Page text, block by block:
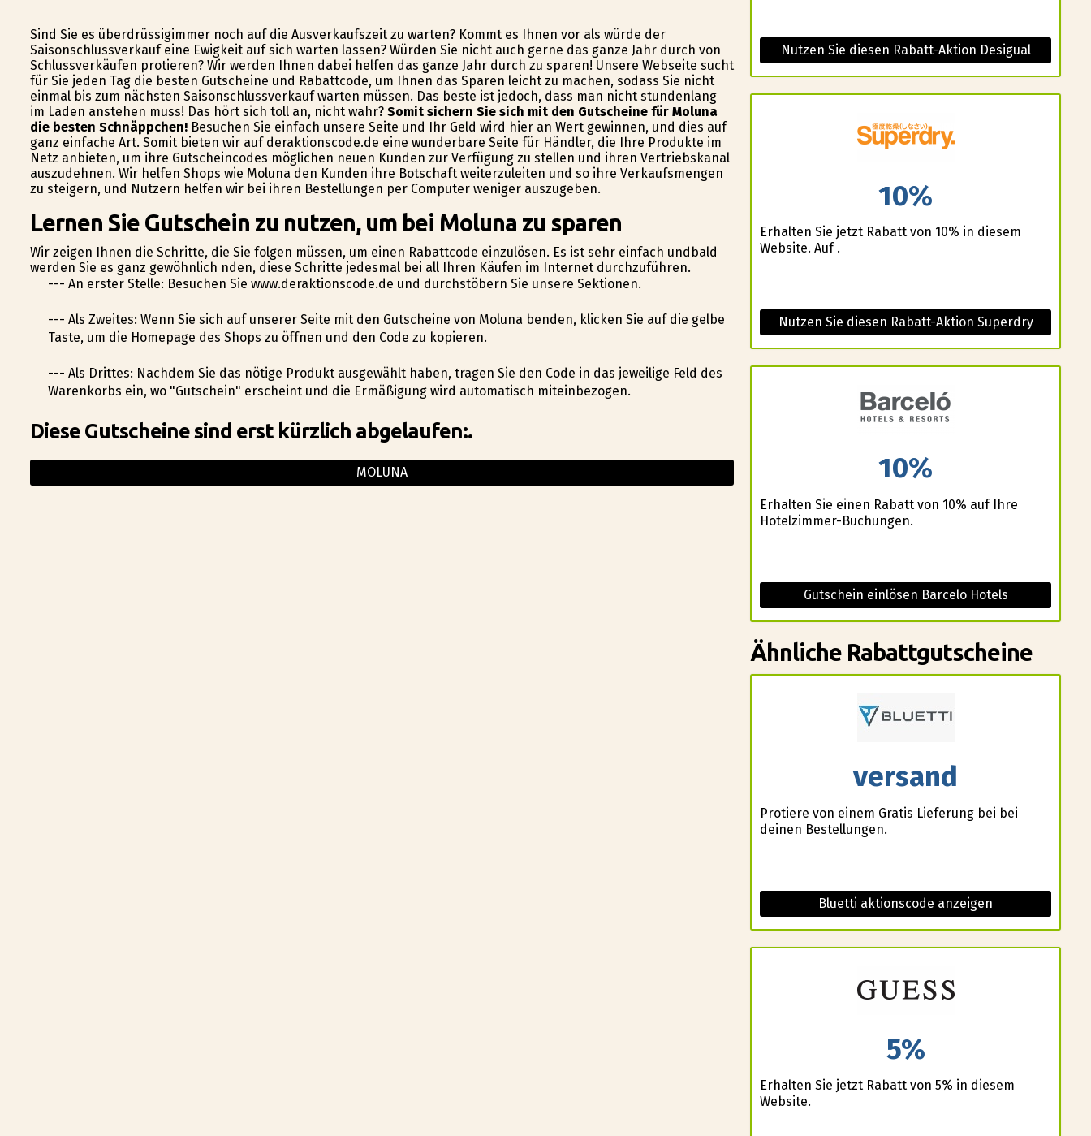
Sind Sie es überdrüssigimmer noch auf die Ausverkaufszeit zu warten? Kommt es Ihnen vor als würde der
Saisonschlussverkauf eine Ewigkeit auf sich warten lassen? Würden Sie nicht auch gerne das ganze Jahr durch von
Schlussverkäufen profitieren? Wir werden Ihnen dabei helfen das ganze Jahr durch zu sparen! Unsere Webseite sucht
für Sie jeden Tag die besten Gutscheine und Rabattcode, um Ihnen das Sparen leicht zu machen, sodass Sie nicht
einmal bis zum nächsten Saisonschlussverkauf warten müssen. Das beste ist jedoch, dass man nicht stundenlang
im Laden anstehen muss! Das hört sich toll an, nicht wahr? Somit sichern Sie sich mit den Gutscheine für Moluna
die besten Schnäppchen!Besuchen Sie einfach unsere Seite und Ihr Geld wird hier an Wert gewinnen, und dies auf
ganz einfache Art. Somit bieten wir auf deraktionscode.de eine wunderbare Seite für Händler, die Ihre Produkte im
Netz anbieten, um ihre Gutscheincodes möglichen neuen Kunden zur Verfügung zu stellen und ihren Vertriebskanal
auszudehnen. Wir helfen Shops wie Moluna den Kunden ihre Botschaft weiterzuleiten und so ihre Verkaufsmengen
zu steigern, und Nutzern helfen wir bei ihren Bestellungen per Computer weniger auszugeben.
Lernen Sie Gutschein zu nutzen, um bei Moluna zu sparen
Wir zeigen Ihnen die Schritte, die Sie folgen müssen, um einen Rabattcode einzulösen. Es ist sehr einfach undbald
werden Sie es ganz gewöhnlich finden, diese Schritte jedesmal bei all Ihren Käufen im Internet durchzuführen.
--- An erster Stelle: Besuchen Sie www.deraktionscode.de und durchstöbern Sie unsere Sektionen.
--- Als Zweites: Wenn Sie sich auf unserer Seite mit den Gutscheine von Moluna befinden, klicken Sie auf die gelbe
Taste, um die Homepage des Shops zu öffnen und den Code zu kopieren.
--- Als Drittes: Nachdem Sie das nötige Produkt ausgewählt haben, tragen Sie den Code in das jeweilige Feld des
Warenkorbs ein, wo "Gutschein" erscheint und die Ermäßigung wird automatisch miteinbezogen.
Diese Gutscheine sind erst kürzlich abgelaufen:.
MOLUNA
Nutzen Sie diesen Rabatt-Aktion Desigual
10%
Erhalten Sie jetzt Rabatt von 10% in diesem
Website. Auf .
Nutzen Sie diesen Rabatt-Aktion Superdry
10%
Erhalten Sie einen Rabatt von 10% auf Ihre
Hotelzimmer-Buchungen.
Gutschein einlösen Barcelo Hotels
Ähnliche Rabattgutscheine
versand
Profitiere von einem Gratis Lieferung bei bei
deinen Bestellungen.
Bluetti aktionscode anzeigen
5%
Erhalten Sie jetzt Rabatt von 5% in diesem
Website.